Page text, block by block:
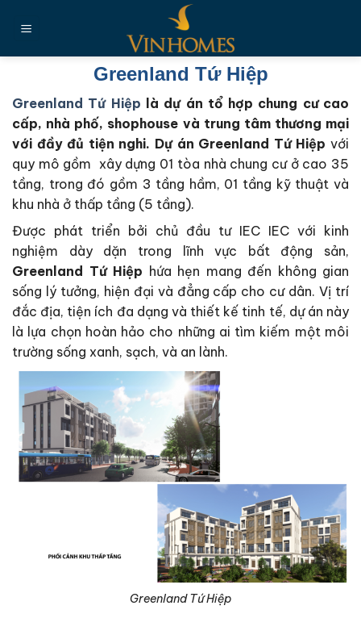
đến
Greenland Tứ Hiệp
Greenland Tứ Hiệp là dự án tổ hợp chung cư cao
cấp, nhà phố, shophouse và trung tâm thương mại
với đầy đủ tiện nghi. Dự án Greenland Tứ Hiệp với
quy mô gồm xây dựng 01 tòa nhà chung cư ở cao 35
tầng, trong đó gồm 3 tầng hầm, 01 tầng kỹ thuật và
khu nhà ở thấp tầng (5 tầng).
Được phát triển bởi chủ đầu tư IEC IEC với kinh
nghiệm dày dặn trong lĩnh vực bất động sản,
Greenland Tứ Hiệp hứa hẹn mang đến không gian
sống lý tưởng, hiện đại và đẳng cấp cho cư dân. Vị trí
đắc địa, tiện ích đa dạng và thiết kế tinh tế, dự án này
là lựa chọn hoàn hảo cho những ai tìm kiếm một môi
trường sống xanh, sạch, và an lành.
Greenland Tứ Hiệp